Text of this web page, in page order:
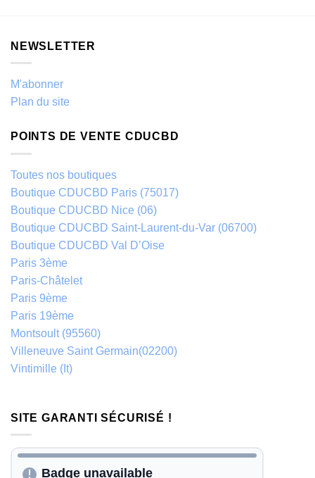
NEWSLETTER
M'abonner
Plan du site
POINTS DE VENTE CDUCBD
Toutes nos boutiques
Boutique CDUCBD Paris (75017)
Boutique CDUCBD Nice (06)
Boutique CDUCBD Saint-Laurent-du-Var (06700)
Boutique CDUCBD Val D’Oise
Paris 3ème
Paris-Châtelet
Paris 9ème
Paris 19ème
Montsoult (95560)
Villeneuve Saint Germain(02200)
Vintimille (It)
SITE GARANTI SÉCURISÉ !